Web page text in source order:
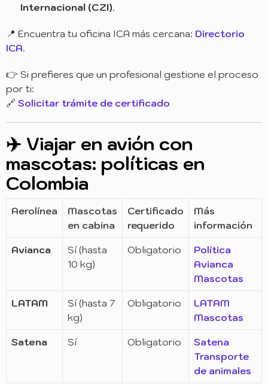
Internacional (CZI).
📍 Encuentra tu oficina ICA más cercana: Directorio
ICA.
👉 Si prefieres que un profesional gestione el proceso
por ti:
🔗 Solicitar trámite de certificado
✈️ Viajar en avión con
mascotas: políticas en
Colombia
Aerolínea
Mascotas
en cabina
Certificado
requerido
Más
información
Avianca
Sí (hasta
10 kg)
Obligatorio
Política
Avianca
Mascotas
LATAM
Sí (hasta 7
kg)
Obligatorio
LATAM
Mascotas
Satena Sí Obligatorio
Satena
Transporte
de animales